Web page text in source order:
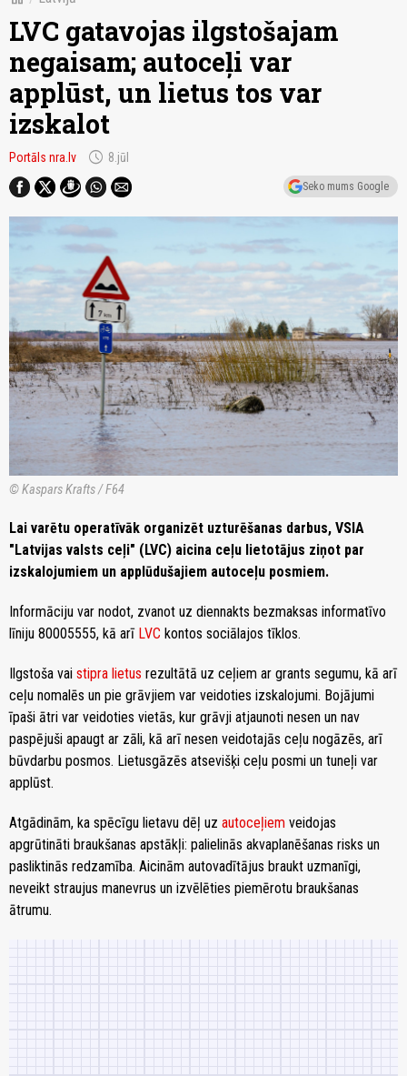
LVC gatavojas ilgstošajam
negaisam; autoceļi var
applūst, un lietus tos var
izskalot
Portāls nra.lv schedule 8.jūl
Seko mums Google
© Kaspars Krafts / F64
Lai varētu operatīvāk organizēt uzturēšanas darbus, VSIA
"Latvijas valsts ceļi" (LVC) aicina ceļu lietotājus ziņot par
izskalojumiem un applūdušajiem autoceļu posmiem.
Informāciju var nodot, zvanot uz diennakts bezmaksas informatīvo
līniju 80005555, kā arī LVC kontos sociālajos tīklos.
Ilgstoša vai stipra lietus rezultātā uz ceļiem ar grants segumu, kā arī
ceļu nomalēs un pie grāvjiem var veidoties izskalojumi. Bojājumi
īpaši ātri var veidoties vietās, kur grāvji atjaunoti nesen un nav
paspējuši apaugt ar zāli, kā arī nesen veidotajās ceļu nogāzēs, arī
būvdarbu posmos. Lietusgāzēs atsevišķi ceļu posmi un tuneļi var
applūst.
Atgādinām, ka spēcīgu lietavu dēļ uz autoceļiem veidojas
apgrūtināti braukšanas apstākļi: palielinās akvaplanēšanas risks un
pasliktinās redzamība. Aicinām autovadītājus braukt uzmanīgi,
neveikt straujus manevrus un izvēlēties piemērotu braukšanas
ātrumu.